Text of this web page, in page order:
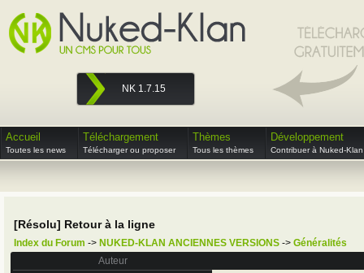
NK 1.7.15
Accueil
Toutes les news
Téléchargement
Télécharger ou proposer
Thèmes
Tous les thèmes
Développement
Contribuer à Nuked-Klan
[Résolu] Retour à la ligne
Index du Forum -> NUKED-KLAN ANCIENNES VERSIONS -> Généralités
Auteur